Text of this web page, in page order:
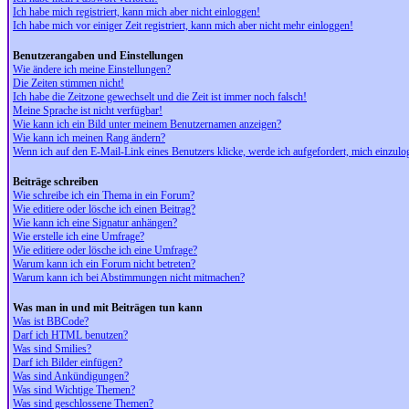
Ich habe mich registriert, kann mich aber nicht einloggen!
Ich habe mich vor einiger Zeit registriert, kann mich aber nicht mehr einloggen!
Benutzerangaben und Einstellungen
Wie ändere ich meine Einstellungen?
Die Zeiten stimmen nicht!
Ich habe die Zeitzone gewechselt und die Zeit ist immer noch falsch!
Meine Sprache ist nicht verfügbar!
Wie kann ich ein Bild unter meinem Benutzernamen anzeigen?
Wie kann ich meinen Rang ändern?
Wenn ich auf den E-Mail-Link eines Benutzers klicke, werde ich aufgefordert, mich
Beiträge schreiben
Wie schreibe ich ein Thema in ein Forum?
Wie editiere oder lösche ich einen Beitrag?
Wie kann ich eine Signatur anhängen?
Wie erstelle ich eine Umfrage?
Wie editiere oder lösche ich eine Umfrage?
Warum kann ich ein Forum nicht betreten?
Warum kann ich bei Abstimmungen nicht mitmachen?
Was man in und mit Beiträgen tun kann
Was ist BBCode?
Darf ich HTML benutzen?
Was sind Smilies?
Darf ich Bilder einfügen?
Was sind Ankündigungen?
Was sind Wichtige Themen?
Was sind geschlossene Themen?